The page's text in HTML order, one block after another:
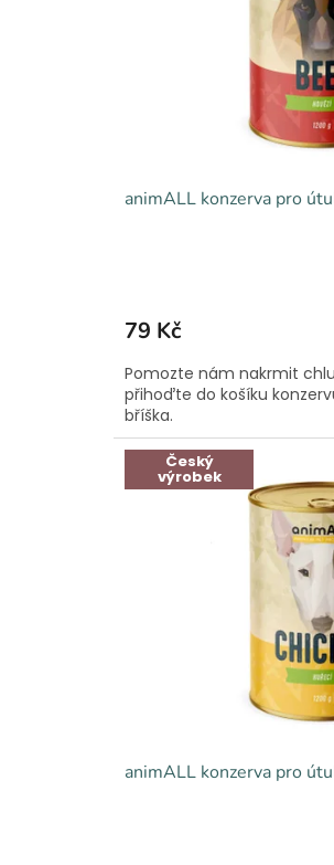
animALL konzerva pro
79 Kč
Pomozte nám nakrmit
přihoďte do košíku
bříška.
Český
výrobek
animALL konzerva pro